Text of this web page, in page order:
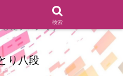
あらすじレビュー(復習ネタ
たブログです
り八段
検索